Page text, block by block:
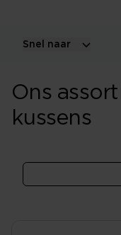
Snel naar
Ons
kussens